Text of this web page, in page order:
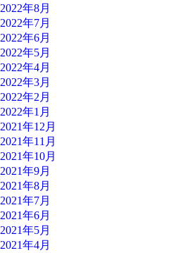
2022年8月
2022年7月
2022年6月
2022年5月
2022年4月
2022年3月
2022年2月
2022年1月
2021年12月
2021年11月
2021年10月
2021年9月
2021年8月
2021年7月
2021年6月
2021年5月
2021年4月